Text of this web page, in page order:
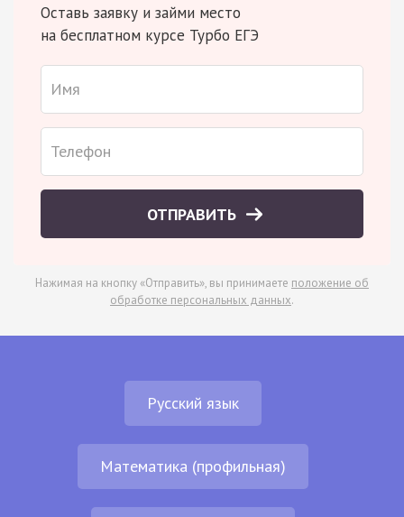
Оставь заявку и займи место
на бесплатном курсе Турбо ЕГЭ
ОТПРАВИТЬ
Нажимая на кнопку «Отправить», вы принимаете положение об
обработке персональных данных.
Русский язык
Математика (профильная)